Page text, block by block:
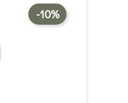
-10%